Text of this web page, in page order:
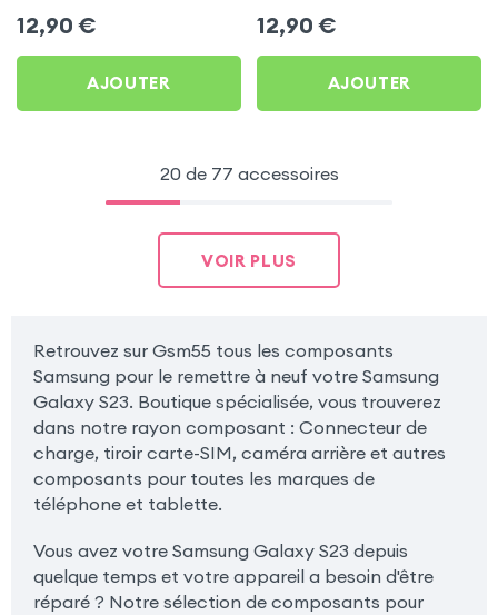
12,90 €
AJOUTER
12,90 €
AJOUTER
20 de 77 accessoires
VOIR PLUS
Retrouvez sur Gsm55 tous les composants
Samsung pour le remettre à neuf votre Samsung
Galaxy S23. Boutique spécialisée, vous trouverez
dans notre rayon composant : Connecteur de
charge, tiroir carte-SIM, caméra arrière et autres
composants pour toutes les marques de
téléphone et tablette.
Vous avez votre Samsung Galaxy S23 depuis
quelque temps et votre appareil a besoin d'être
réparé ? Notre sélection de composants pour